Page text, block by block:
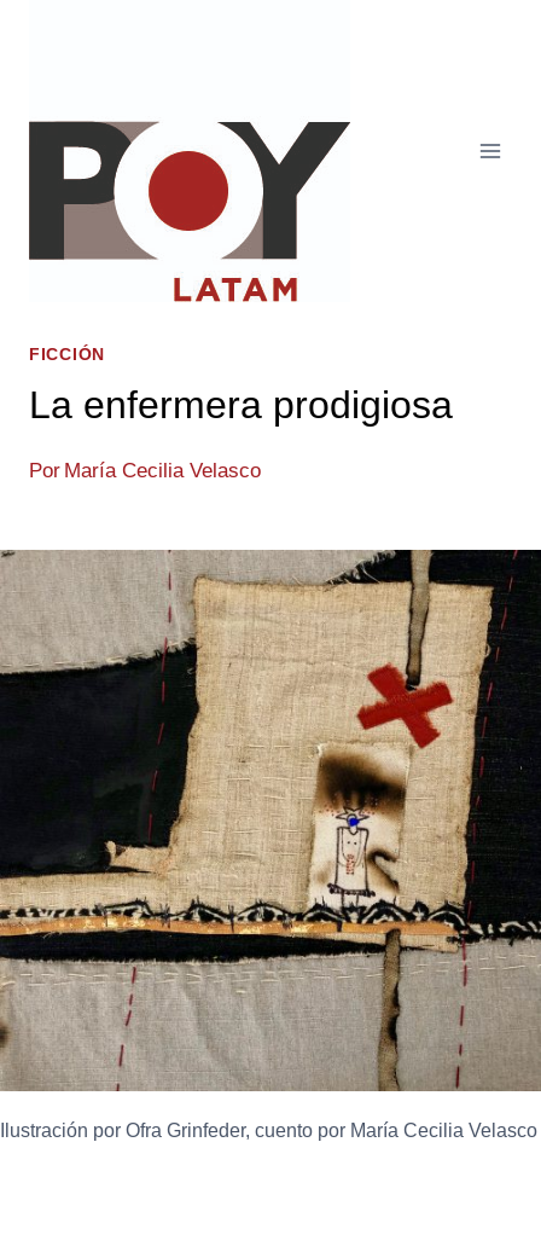
FICCIÓN
La enfermera prodigiosa
Por María Cecilia Velasco
Ilustración por Ofra Grinfeder, cuento por María Cecilia Velasco